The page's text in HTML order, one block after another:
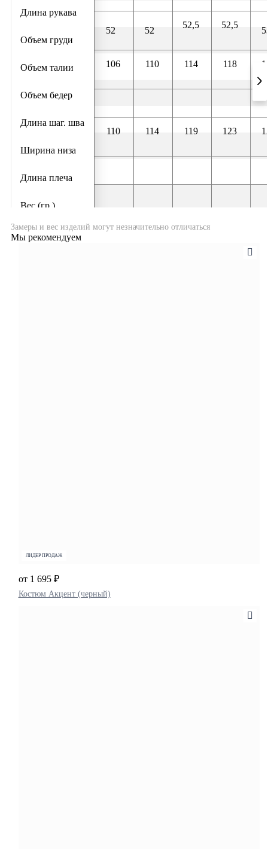
Длина рукава
Объем груди
Объем талии
Объем бедер
Длина шаг. шва
Ширина низа
Длина плеча
Вес (гр.)
52 52
52,5 52,5
106 110 114 118
110 114 119 123
16
16,5 17,5
Замеры и вес изделий могут незначительно отличаться
Мы рекомендуем
ЛИДЕР ПРОДАЖ
Костюм Акцент (черный)
от 1 695 ₽